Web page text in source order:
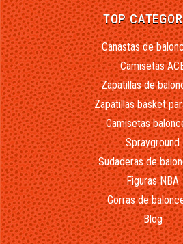
TOP
Canastas de
Camisetas
Zapatillas de
Zapatillas basket
Camisetas
Sprayground
Sudaderas de
Figuras NBA
Gorras de
Blog